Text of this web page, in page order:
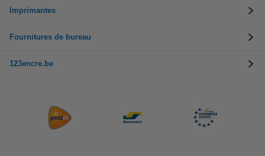
Imprimantes
Fournitures de bureau
123encre.be